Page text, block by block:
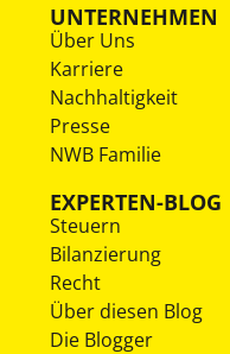
UNTERNEHMEN
Über Uns
Karriere
Nachhaltigkeit
Presse
NWB Familie
EXPERTEN-BLOG
Steuern
Bilanzierung
Recht
Über diesen Blog
Die Blogger